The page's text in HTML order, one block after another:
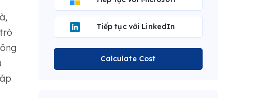
Tiếp tục với LinkedIn
Calculate Cost